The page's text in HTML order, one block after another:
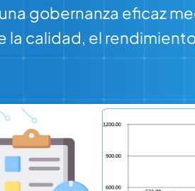
gobernanza eficaz
la calidad, el